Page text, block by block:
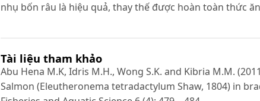
nhụ bốn râu là hiệu quả, thay thế được hoàn toàn thức
Tài liệu tham khảo
Abu Hena M.K, Idris M.H., Wong S.K. and Kibria M.M.
Salmon (Eleutheronema tetradactylum Shaw, 1804) in